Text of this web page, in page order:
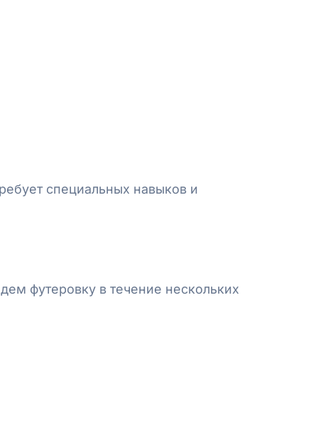
специальных навыков и
футеровку в течение нескольких